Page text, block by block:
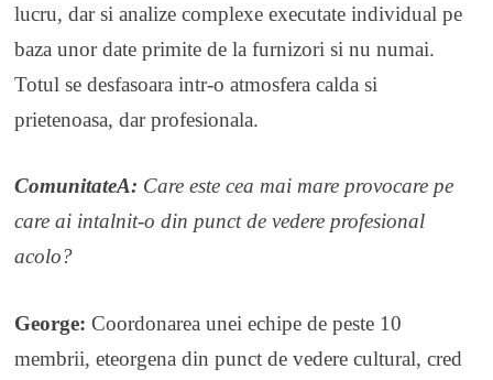
lucru, dar si analize complexe executate individual pe
baza unor date primite de la furnizori si nu numai.
Totul se desfasoara intr-o atmosfera calda si
prietenoasa, dar profesionala.
ComunitateA: Care este cea mai mare provocare pe
care ai intalnit-o din punct de vedere profesional
acolo?
George: Coordonarea unei echipe de peste 10
membrii, eteorgena din punct de vedere cultural, cred